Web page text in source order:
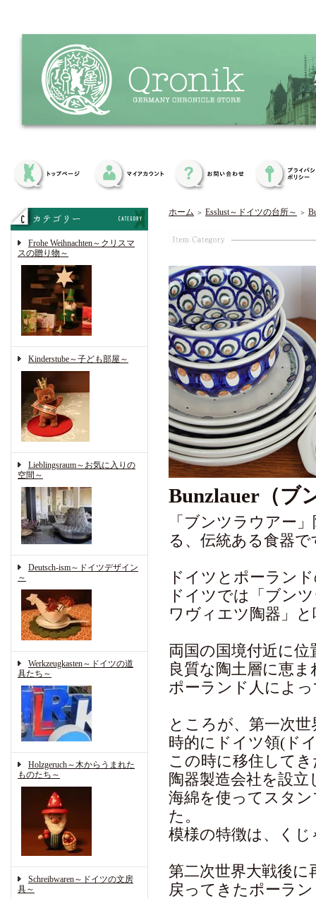
Frohe Weihnachten～クリスマ
スの贈り物～
Kinderstube～子ども部屋～
Lieblingsraum～お気に入りの
空間～
Deutsch-ism～ドイツデザイン
～
Werkzeugkasten～ドイツの道
具たち～
Holzgeruch～木からうまれた
ものたち～
Schreibwaren～ドイツの文房
具～
ホーム ＞ Esslust～ドイツの台所～ ＞
Bunzlauer（ブ
「ブンツラウアー
る、伝統ある食器で
ドイツとポーラン
ドイツでは「ブン
ワヴィエツ陶器」
両国の国境付近に
良質な陶土層に恵
ポーランド人によ
ところが、第一次
時的にドイツ領(ド
この時に移住して
陶器製造会社を設立
海綿を使ってスタ
た。
模様の特徴は、く
第二次世界大戦後
戻ってきたポーラ